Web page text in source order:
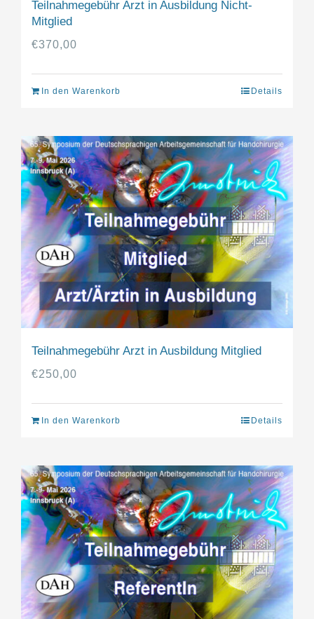
Teilnahmegebühr Arzt in Ausbildung Nicht-
Mitglied
€370,00
In den Warenkorb Details
Teilnahmegebühr Arzt in Ausbildung Mitglied
€250,00
In den Warenkorb Details